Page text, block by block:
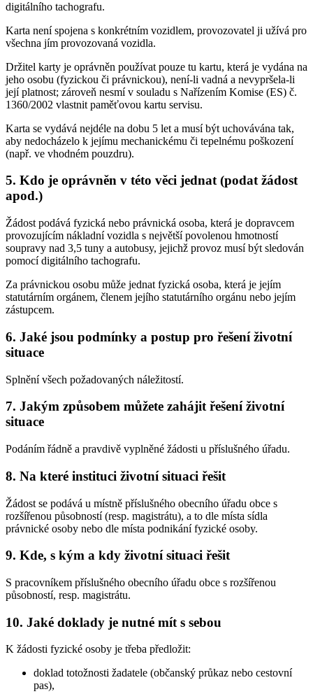
digitálního tachografu.
Karta není spojena s konkrétním vozidlem, provozovatel ji užívá pro
všechna jím provozovaná vozidla.
Držitel karty je oprávněn používat pouze tu kartu, která je vydána na
jeho osobu (fyzickou či právnickou), není-li vadná a nevypršela-li
její platnost; zároveň nesmí v souladu s Nařízením Komise (ES) č.
1360/2002 vlastnit paměťovou kartu servisu.
Karta se vydává nejdéle na dobu 5 let a musí být uchovávána tak,
aby nedocházelo k jejímu mechanickému či tepelnému poškození
(např. ve vhodném pouzdru).
5. Kdo je oprávněn v této věci jednat (podat žádost
apod.)
Žádost podává fyzická nebo právnická osoba, která je dopravcem
provozujícím nákladní vozidla s největší povolenou hmotností
soupravy nad 3,5 tuny a autobusy, jejichž provoz musí být sledován
pomocí digitálního tachografu.
Za právnickou osobu může jednat fyzická osoba, která je jejím
statutárním orgánem, členem jejího statutárního orgánu nebo jejím
zástupcem.
6. Jaké jsou podmínky a postup pro řešení životní
situace
Splnění všech požadovaných náležitostí.
7. Jakým způsobem můžete zahájit řešení životní
situace
Podáním řádně a pravdivě vyplněné žádosti u příslušného úřadu.
8. Na které instituci životní situaci řešit
Žádost se podává u místně příslušného obecního úřadu obce s
rozšířenou působností (resp. magistrátu), a to dle místa sídla
právnické osoby nebo dle místa podnikání fyzické osoby.
9. Kde, s kým a kdy životní situaci řešit
S pracovníkem příslušného obecního úřadu obce s rozšířenou
působností, resp. magistrátu.
10. Jaké doklady je nutné mít s sebou
K žádosti fyzické osoby je třeba předložit:
doklad totožnosti žadatele (občanský průkaz nebo cestovní
pas),